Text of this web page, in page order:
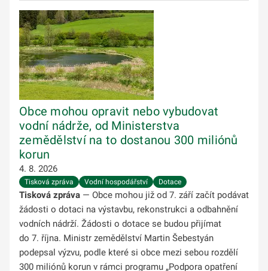
Obce mohou opravit nebo vybudovat
vodní nádrže, od Ministerstva
zemědělství na to dostanou 300 miliónů
korun
4. 8. 2026
Tisková zpráva Vodní hospodářství Dotace
Tisková zpráva — Obce mohou již od 7. září začít podávat
žádosti o dotaci na výstavbu, rekonstrukci a odbahnění
vodních nádrží. Žádosti o dotace se budou přijímat
do 7. října. Ministr zemědělství Martin Šebestyán
podepsal výzvu, podle které si obce mezi sebou rozdělí
300 miliónů korun v rámci programu „Podpora opatření